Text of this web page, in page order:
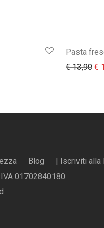
€ 11,40.
è: € 5,70.
Pasta
€13,90 Il
€
Blog
| Iscriviti
01702840180